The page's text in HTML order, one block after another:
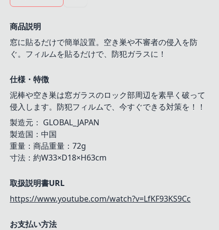
商品説明
窓に貼るだけで簡単設置。空き巣や不審者の侵入を防
ぐ。フィルムを貼るだけで、防犯ガラスに！
仕様・特徴
泥棒や空き巣は窓ガラスのロック部周辺を素早く破って
侵入します。防犯フィルムで、今すぐできる対策を！！
製造元： GLOBAL_JAPAN
製造国：中国
重量：商品重量：72g
寸法：約W33×D18×H63cm
取扱説明書URL
https://www.youtube.com/watch?v=LfKF93KS9Cc
お支払い方法